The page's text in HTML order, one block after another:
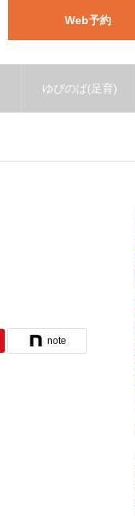
Web予約
ゆびのば(足育)
note